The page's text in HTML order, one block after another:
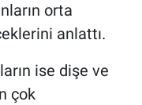
orta
anlattı.
ise dişe ve
çok